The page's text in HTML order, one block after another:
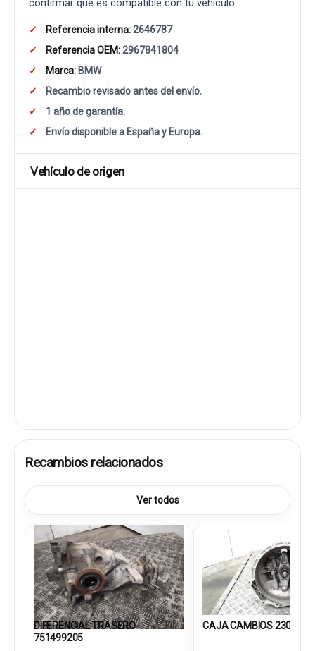
confirmar que es compatible con tu vehículo.
Referencia interna:2646787
Referencia OEM:2967841804
Marca: BMW
Recambio revisado antes del envío.
1 año de garantía.
Envío disponible a España y Europa.
Vehículo de origen
Recambios relacionados
Ver todos
DIFERENCIAL TRASERO
751499205
CAJA CAMBIOS